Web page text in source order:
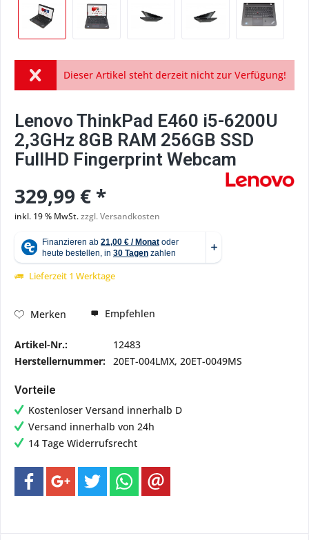
Dieser Artikel steht derzeit nicht zur Verfügung!
Lenovo ThinkPad E460 i5-6200U
2,3GHz 8GB RAM 256GB SSD
FullHD Fingerprint Webcam
329,99 € *
inkl. 19 % MwSt.zzgl. Versandkosten
Lieferzeit 1 Werktage
Merken Empfehlen
Artikel-Nr.:
12483
Herstellernummer: 20ET-004LMX, 20ET-0049MS
Vorteile
Kostenloser Versand innerhalb D
Versand innerhalb von 24h
14 Tage Widerrufsrecht